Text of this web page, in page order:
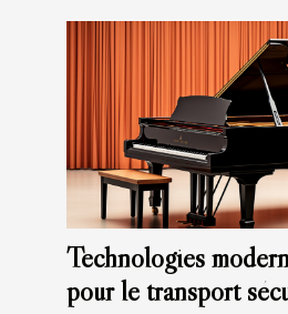
Technologies
pour le transport